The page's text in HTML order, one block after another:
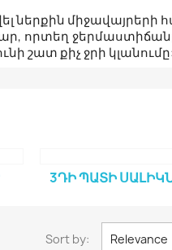
ներքին
որտեղ
շատ քիչ ջրի
3ԴԻ ՊԱՏԻ
Sort by: Relevance